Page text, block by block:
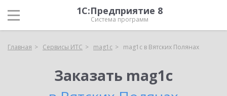
1С:Предприятие 8
Система программ
Главная Сервисы ИТС mag1c mag1c в Вятских Полянах
Заказать mag1c